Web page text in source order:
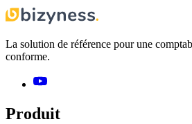
La solution de référence pour une
conforme.
Produit